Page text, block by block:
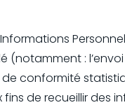
:
conformité
de recueillir des